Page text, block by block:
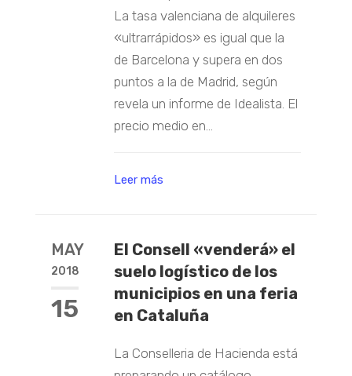
La tasa valenciana de alquileres
«ultrarrápidos» es igual que la
de Barcelona y supera en dos
puntos a la de Madrid, según
revela un informe de Idealista. El
precio medio en...
Leer más
MAY
2018
15
El Consell «venderá» el
suelo logístico de los
municipios en una feria
en Cataluña
La Conselleria de Hacienda está